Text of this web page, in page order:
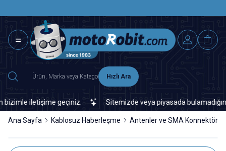
Hızlı Ara
iletişime geçiniz. Sitemizde veya piyasada
Ana Sayfa Kablosuz Haberleşme Antenler ve SMA Konnektörler